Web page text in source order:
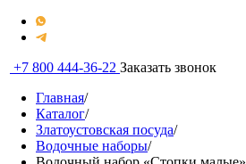
+7 800 444-36-22 Заказать звонок
Главная/
Каталог/
Златоустовская посуда/
Водочные наборы/